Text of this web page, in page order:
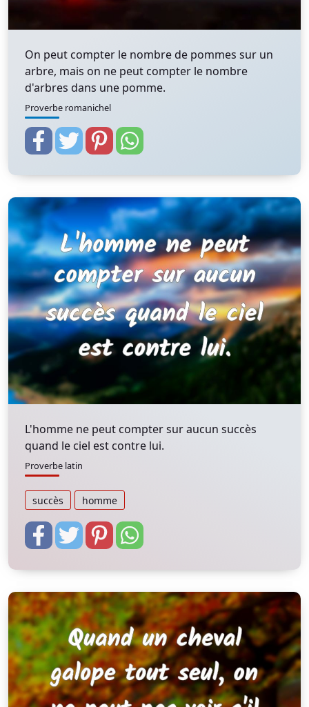
On peut compter le nombre de pommes sur un
arbre, mais on ne peut compter le nombre
d'arbres dans une pomme.
Proverbe romanichel
L'homme ne peut compter sur aucun succès
quand le ciel est contre lui.
Proverbe latin
succès homme